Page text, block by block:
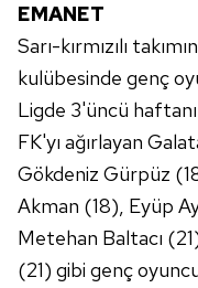
EMANET
Sarı-kırmızılı
kulübesinde genç
Ligde 3'üncü
FK'yı ağırlayan
Gökdeniz Gürpüz
Akman (18), Eyüp
Metehan Baltacı
(21) gibi genç